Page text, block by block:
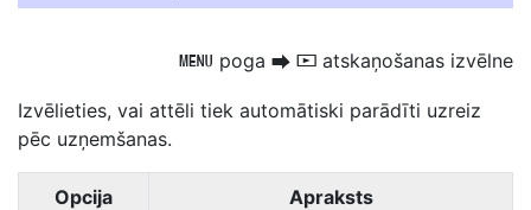
G poga U D atskaņošanas izvēlne
Izvēlieties, vai attēli tiek automātiski parādīti uzreiz
pēc uzņemšanas.
Opcija Apraksts